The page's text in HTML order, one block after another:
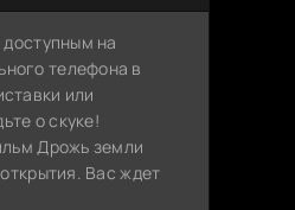
на
телефона в
или
о скуке!
Дрожь земли
Вас ждет